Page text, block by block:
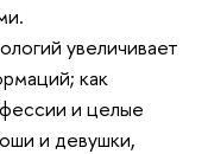
увеличивает
как
и целые
и девушки,